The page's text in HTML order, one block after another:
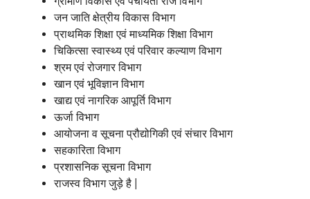
जन जाति क्षेत्रीय विकास विभाग
प्राथमिक शिक्षा एवं माध्यमिक शिक्षा विभाग
चिकित्सा स्वास्थ्य एवं परिवार कल्याण विभाग
श्रम एवं रोजगार विभाग
खान एवं भूविज्ञान विभाग
खाद्य एवं नागरिक आपूर्ति विभाग
ऊर्जा विभाग
आयोजना व सूचना प्रौद्योगिकी एवं संचार विभाग
सहकारिता विभाग
प्रशासनिक सूचना विभाग
राजस्व विभाग जुड़े है |